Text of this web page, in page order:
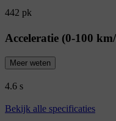
442 pk
Acceleratie (0-100
Meer weten
4.6 s
Bekijk alle specificaties